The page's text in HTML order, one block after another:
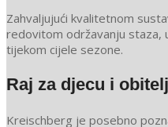
Zahvaljujući kvalitetnom
redovitom održavanju staza,
tijekom cijele sezone.
Raj za djecu i
Kreischberg je posebno